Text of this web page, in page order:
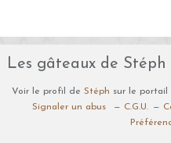
Les gâteaux de
Voir le profil de Stéph sur le portail
Signaler un abus
C.G.U.